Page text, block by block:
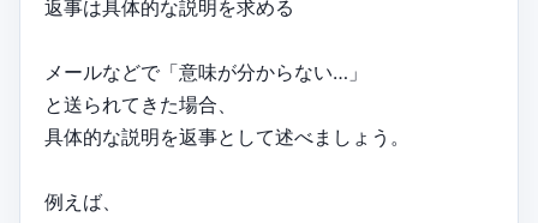
返事は具体的な説明を求める
メールなどで「意味が分からない…」
と送られてきた場合、
具体的な説明を返事として述べましょう。
例えば、